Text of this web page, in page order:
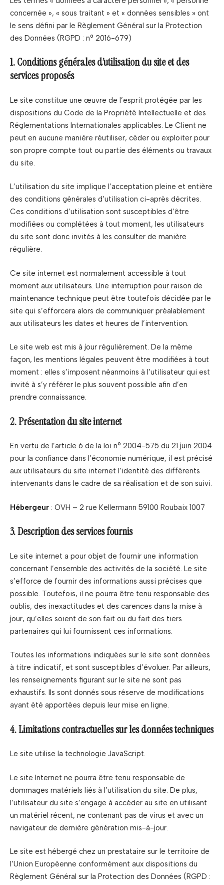
concernée », « sous traitant » et « données sensibles » ont
le sens défini par le Règlement Général sur la Protection
des Données (RGPD : n° 2016-679)
1. Conditions générales d’utilisation du site et des
services proposés
Le site constitue une œuvre de l’esprit protégée par les
dispositions du Code de la Propriété Intellectuelle et des
Réglementations Internationales applicables. Le Client ne
peut en aucune manière réutiliser, céder ou exploiter pour
son propre compte tout ou partie des éléments ou travaux
du site.
L’utilisation du site implique l’acceptation pleine et entière
des conditions générales d’utilisation ci-après décrites.
Ces conditions d’utilisation sont susceptibles d’être
modifiées ou complétées à tout moment, les utilisateurs
du site sont donc invités à les consulter de manière
régulière.
Ce site internet est normalement accessible à tout
moment aux utilisateurs. Une interruption pour raison de
maintenance technique peut être toutefois décidée par le
site qui s’efforcera alors de communiquer préalablement
aux utilisateurs les dates et heures de l’intervention.
Le site web est mis à jour régulièrement. De la même
façon, les mentions légales peuvent être modifiées à tout
moment : elles s’imposent néanmoins à l’utilisateur qui est
invité à s’y référer le plus souvent possible afin d’en
prendre connaissance.
2. Présentation du site internet
En vertu de l’article 6 de la loi n° 2004-575 du 21 juin 2004
pour la confiance dans l’économie numérique, il est précisé
aux utilisateurs du site internet l’identité des différents
intervenants dans le cadre de sa réalisation et de son suivi.
Hébergeur : OVH – 2 rue Kellermann 59100 Roubaix 1007
3. Description des services fournis
Le site internet a pour objet de fournir une information
concernant l’ensemble des activités de la société. Le site
s’efforce de fournir des informations aussi précises que
possible. Toutefois, il ne pourra être tenu responsable des
oublis, des inexactitudes et des carences dans la mise à
jour, qu’elles soient de son fait ou du fait des tiers
partenaires qui lui fournissent ces informations.
Toutes les informations indiquées sur le site sont données
à titre indicatif, et sont susceptibles d’évoluer. Par ailleurs,
les renseignements figurant sur le site ne sont pas
exhaustifs. Ils sont donnés sous réserve de modifications
ayant été apportées depuis leur mise en ligne.
4. Limitations contractuelles sur les données techniques
Le site utilise la technologie JavaScript.
Le site Internet ne pourra être tenu responsable de
dommages matériels liés à l’utilisation du site. De plus,
l’utilisateur du site s’engage à accéder au site en utilisant
un matériel récent, ne contenant pas de virus et avec un
navigateur de dernière génération mis-à-jour.
Le site est hébergé chez un prestataire sur le territoire de
l’Union Européenne conformément aux dispositions du
Règlement Général sur la Protection des Données (RGPD :